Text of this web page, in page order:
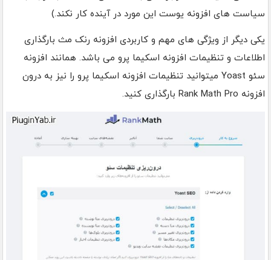
سیاست های افزونه یوست این مورد در آینده کار نکند.)
یکی دیگر از ویژگی های مهم و کاربردی افزونه رنک مث بارگذاری
اطلاعات و تنظیمات افزونه اسکیما پرو می باشد. همانند افزونه
سئو Yoast میتوانید تنظیمات افزونه اسکیما پرو را نیز به درون
افزونه Rank Math Pro بارگذاری کنید.